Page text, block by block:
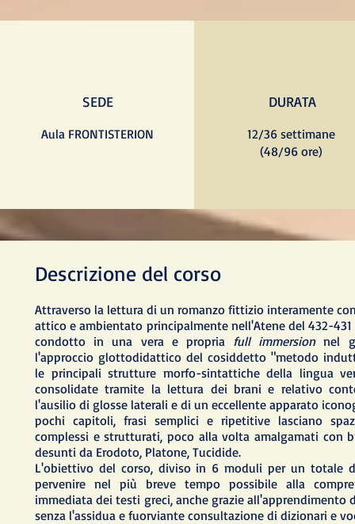
SEDE
Aula FRONTISTERION
DURATA
12/36 settimane
(48/96 ore)
Descrizione del corso
Attraverso la lettura di un romanzo fittizio interamente
attico e ambientato principalmente nell'Atene del 432-431
condotto in una vera e propria full immersionnel
l'approccio glottodidattico del cosiddetto "metodo
le principali strutture morfo-sintattiche della lingua
consolidate tramite la lettura dei brani e relativo
l'ausilio di glosse laterali e di un eccellente apparato
pochi capitoli, frasi semplici e ripetitive lasciano
complessi e strutturati, poco alla volta amalgamati con
desunti da Erodoto, Platone, Tucidide.
L'obiettivo del corso, diviso in 6 moduli per un totale
pervenire nel più breve tempo possibile alla
immediata dei testi greci, anche grazie all'apprendimento
senza l'assidua e fuorviante consultazione di dizionari e